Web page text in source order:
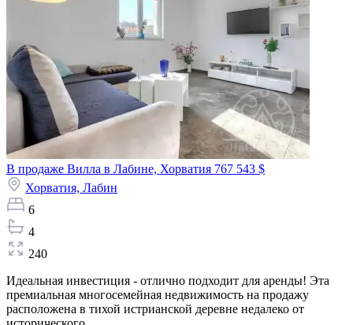
В продаже Вилла в Лабине, Хорватия 767 543 $
Хорватия, Лабин
6
4
240
Идеальная инвестиция - отлично подходит для аренды! Эта
премиальная многосемейная недвижимость на продажу
расположена в тихой истрианской деревне недалеко от